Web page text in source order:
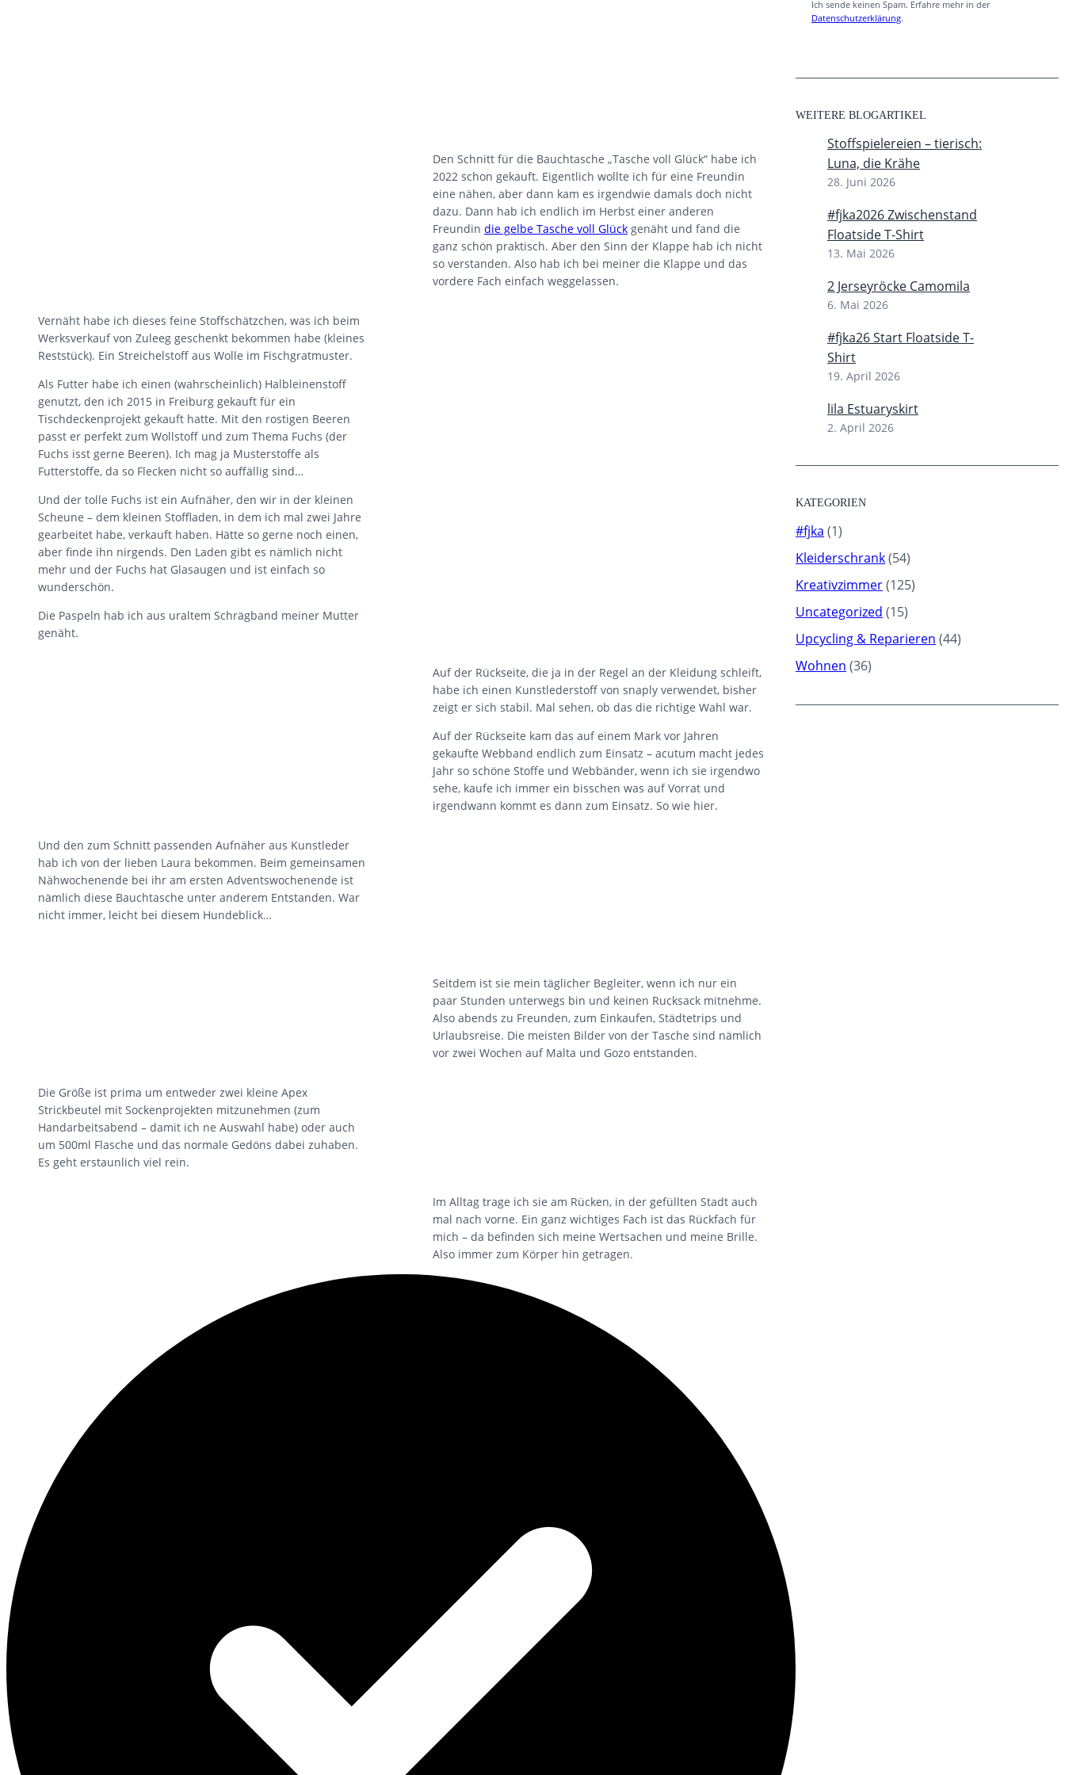
Den Schnitt für die Bauchtasche „Tasche voll Glück“ habe ich
2022 schon gekauft. Eigentlich wollte ich für eine Freundin
eine nähen, aber dann kam es irgendwie damals doch nicht
dazu. Dann hab ich endlich im Herbst einer anderen
Freundin die gelbe Tasche voll Glückgenäht und fand die
ganz schön praktisch. Aber den Sinn der Klappe hab ich nicht
so verstanden. Also hab ich bei meiner die Klappe und das
vordere Fach einfach weggelassen.
Vernäht habe ich dieses feine Stoffschätzchen, was ich beim
Werksverkauf von Zuleeg geschenkt bekommen habe (kleines
Reststück). Ein Streichelstoff aus Wolle im Fischgratmuster.
Als Futter habe ich einen (wahrscheinlich) Halbleinenstoff
genutzt, den ich 2015 in Freiburg gekauft für ein
Tischdeckenprojekt gekauft hatte. Mit den rostigen Beeren
passt er perfekt zum Wollstoff und zum Thema Fuchs (der
Fuchs isst gerne Beeren). Ich mag ja Musterstoffe als
Futterstoffe, da so Flecken nicht so auffällig sind…
Und der tolle Fuchs ist ein Aufnäher, den wir in der kleinen
Scheune – dem kleinen Stoffladen, in dem ich mal zwei Jahre
gearbeitet habe, verkauft haben. Hätte so gerne noch einen,
aber finde ihn nirgends. Den Laden gibt es nämlich nicht
mehr und der Fuchs hat Glasaugen und ist einfach so
wunderschön.
Die Paspeln hab ich aus uraltem Schrägband meiner Mutter
genäht.
Auf der Rückseite, die ja in der Regel an der Kleidung schleift,
habe ich einen Kunstlederstoff von snaply verwendet, bisher
zeigt er sich stabil. Mal sehen, ob das die richtige Wahl war.
Auf der Rückseite kam das auf einem Mark vor Jahren
gekaufte Webband endlich zum Einsatz – acutum macht jedes
Jahr so schöne Stoffe und Webbänder, wenn ich sie irgendwo
sehe, kaufe ich immer ein bisschen was auf Vorrat und
irgendwann kommt es dann zum Einsatz. So wie hier.
Und den zum Schnitt passenden Aufnäher aus Kunstleder
hab ich von der lieben Laura bekommen. Beim gemeinsamen
Nähwochenende bei ihr am ersten Adventswochenende ist
nämlich diese Bauchtasche unter anderem Entstanden. War
nicht immer, leicht bei diesem Hundeblick…
Seitdem ist sie mein täglicher Begleiter, wenn ich nur ein
paar Stunden unterwegs bin und keinen Rucksack mitnehme.
Also abends zu Freunden, zum Einkaufen, Städtetrips und
Urlaubsreise. Die meisten Bilder von der Tasche sind nämlich
vor zwei Wochen auf Malta und Gozo entstanden.
Die Größe ist prima um entweder zwei kleine Apex
Strickbeutel mit Sockenprojekten mitzunehmen (zum
Handarbeitsabend – damit ich ne Auswahl habe) oder auch
um 500ml Flasche und das normale Gedöns dabei zuhaben.
Es geht erstaunlich viel rein.
Im Alltag trage ich sie am Rücken, in der gefüllten Stadt auch
mal nach vorne. Ein ganz wichtiges Fach ist das Rückfach für
mich – da befinden sich meine Wertsachen und meine Brille.
Also immer zum Körper hin getragen.
Ich sende keinen Spam. Erfahre mehr in der
Datenschutzerklärung.
WEITERE BLOGARTIKEL
Stoffspielereien – tierisch:
Luna, die Krähe
28. Juni 2026
#fjka2026 Zwischenstand
Floatside T-Shirt
13. Mai 2026
2 Jerseyröcke Camomila
6. Mai 2026
#fjka26 Start Floatside T-
Shirt
19. April 2026
lila Estuaryskirt
2. April 2026
KATEGORIEN
#fjka (1)
Kleiderschrank(54)
Kreativzimmer(125)
Uncategorized (15)
Upcycling & Reparieren (44)
Wohnen (36)